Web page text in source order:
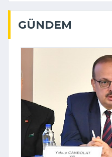
GÜNDEM